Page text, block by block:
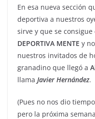
En esa nueva sección
deportiva a nuestros
sirve y que se
DEPORTIVA MENTE y
nuestros invitados de
granadino que llegó a
llama Javier Hernández.
(Pues no nos dio tiempo
pero la próxima